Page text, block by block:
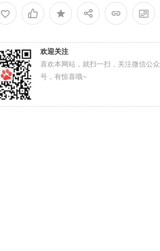
欢迎关注
喜欢本网站，就扫一扫，关注微信公众
号，有惊喜哦~